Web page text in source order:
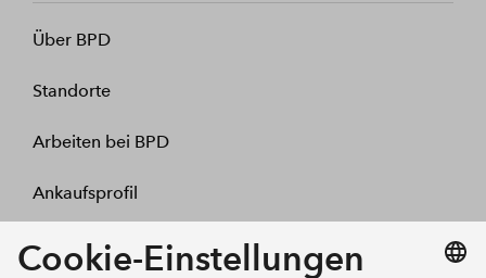
Über BPD
Standorte
Arbeiten bei BPD
Ankaufsprofil
Kontakt